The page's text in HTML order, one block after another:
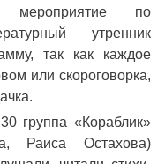
мероприятие по
утренник
так как каждое
или скороговорка,
группа «Кораблик»
Раиса Остахова)